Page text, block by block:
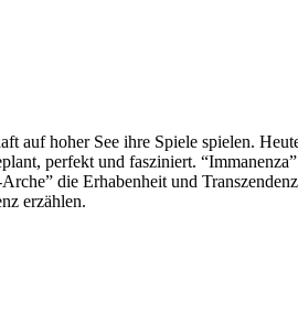
auf hoher See ihre Spiele spielen.
perfekt und fasziniert.
die Erhabenheit und
erzählen.